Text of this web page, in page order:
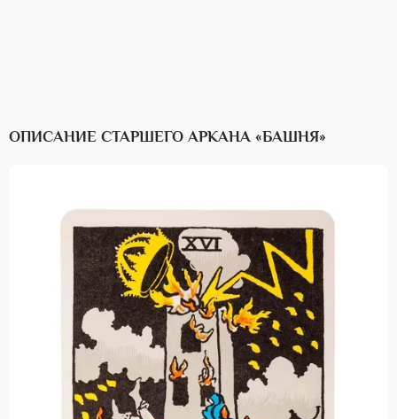
ОПИСАНИЕ СТАРШЕГО АРКАНА «БАШНЯ»